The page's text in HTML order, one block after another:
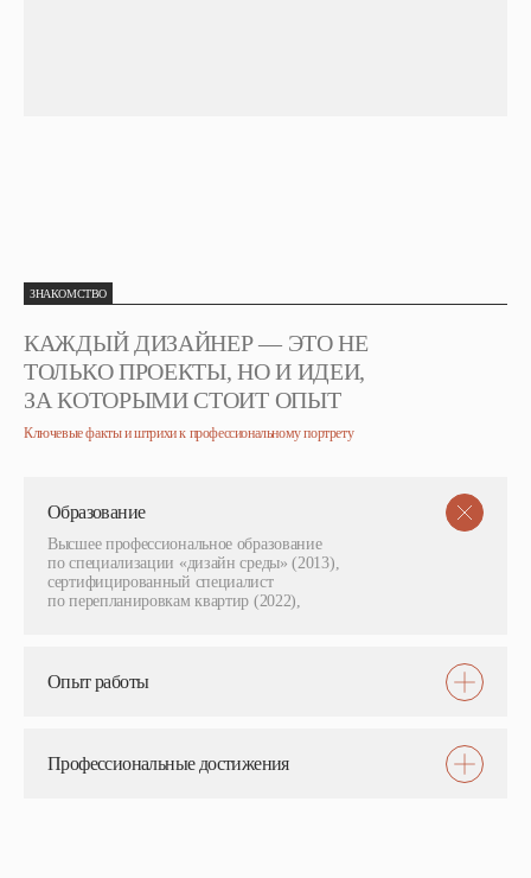
ЗНАКОМСТВО
КАЖДЫЙ ДИЗАЙНЕР — ЭТО НЕ
ТОЛЬКО ПРОЕКТЫ, НО И ИДЕИ,
ЗА КОТОРЫМИ СТОИТ ОПЫТ
Ключевые факты и штрихи к профессиональному портрету
Образование
Высшее профессиональное образование
по специализации «дизайн среды» (2013),
сертифицированный специалист
по перепланировкам квартир (2022),
Опыт работы
Профессиональные достижения